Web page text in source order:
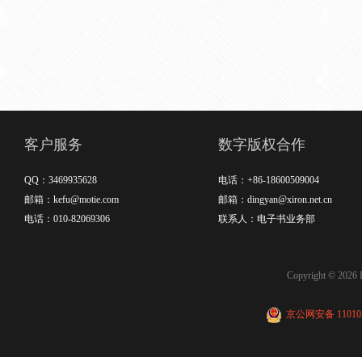
客户服务
QQ：3469935628
邮箱：kefu@motie.com
电话：010-82069306
数字版权合作
电话：+86-18600509004
邮箱：dingyan@xiron.net.cn
联系人：电子书业务部
Copyright ©
京公网安备